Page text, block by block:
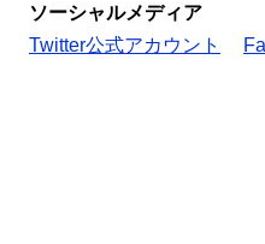
ソーシャルメディア
Twitter公式アカウント